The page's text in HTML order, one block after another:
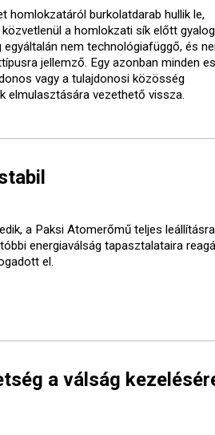
homlokzatáról burkolatdarab hullik le,
a homlokzati sík előtt
nem technológiafüggő, és
jellemző. Egy azonban minden
vagy a tulajdonosi közösség
elmulasztására vezethető vissza.
a Paksi Atomerőmű teljes
energiaválság tapasztalataira
el.
a válság